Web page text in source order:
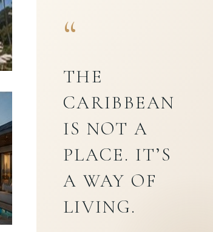
“
THE
CARIBBEAN
IS NOT A
PLACE. IT’S
A WAY OF
LIVING.